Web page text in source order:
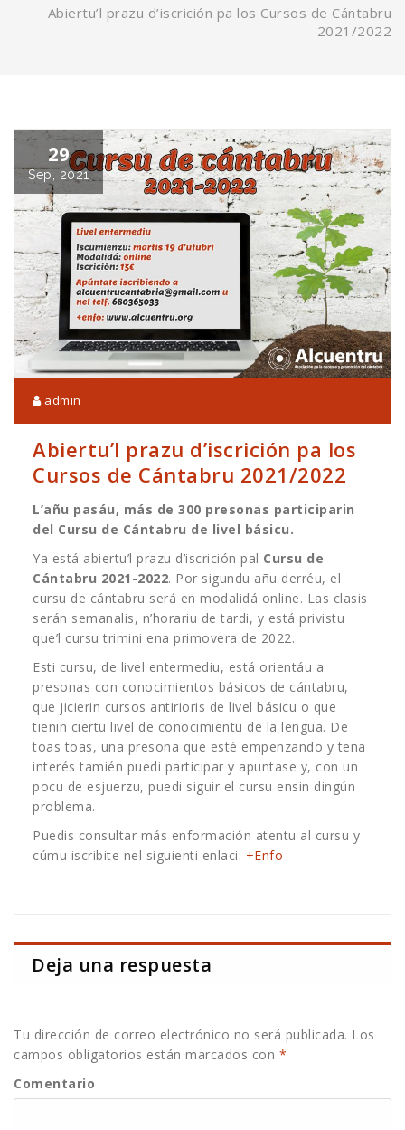
Abiertu’l prazu d’iscrición pa los Cursos de Cántabru
2021/2022
29
Sep, 2021
admin
Abiertu’l prazu d’iscrición pa los
Cursos de Cántabru 2021/2022
L’añu pasáu, más de 300 presonas participarin
del Cursu de Cántabru de livel básicu.
Ya está abiertu’l prazu d’iscrición pal Cursu de
Cántabru 2021-2022. Por sigundu añu derréu, el
cursu de cántabru será en modalidá online. Las clasis
serán semanalis, n’horariu de tardi, y está privistu
que’l cursu trimini ena primovera de 2022.
Esti cursu, de livel entermediu, está orientáu a
presonas con conocimientos básicos de cántabru,
que jicierin cursos antirioris de livel básicu o que
tienin ciertu livel de conocimientu de la lengua. De
toas toas, una presona que esté empenzando y tena
interés tamién puedi participar y apuntase y, con un
pocu de esjuerzu, puedi siguir el cursu ensin dingún
problema.
Puedis consultar más enformación atentu al cursu y
cúmu iscribite nel siguienti enlaci: +Enfo
Deja una respuesta
Tu dirección de correo electrónico no será publicada. Los
campos obligatorios están marcados con *
Comentario